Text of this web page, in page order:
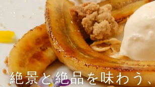
絶景と絶品を味わう